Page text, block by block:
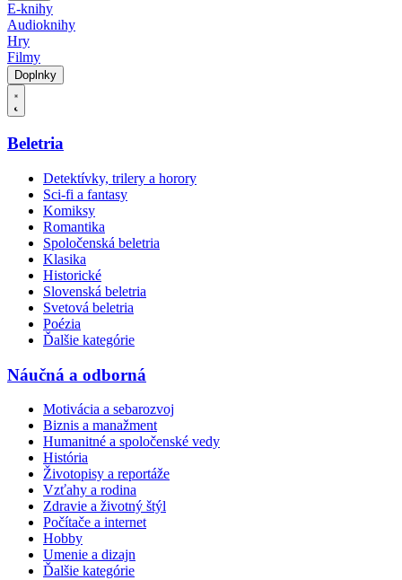
E-knihy
Audioknihy
Hry
Filmy
Doplnky
Beletria
Detektívky, trilery a horory
Sci-fi a fantasy
Komiksy
Romantika
Spoločenská beletria
Klasika
Historické
Slovenská beletria
Svetová beletria
Poézia
Ďalšie kategórie
Náučná a odborná
Motivácia a sebarozvoj
Biznis a manažment
Humanitné a spoločenské vedy
História
Životopisy a reportáže
Vzťahy a rodina
Zdravie a životný štýl
Počítače a internet
Hobby
Umenie a dizajn
Ďalšie kategórie